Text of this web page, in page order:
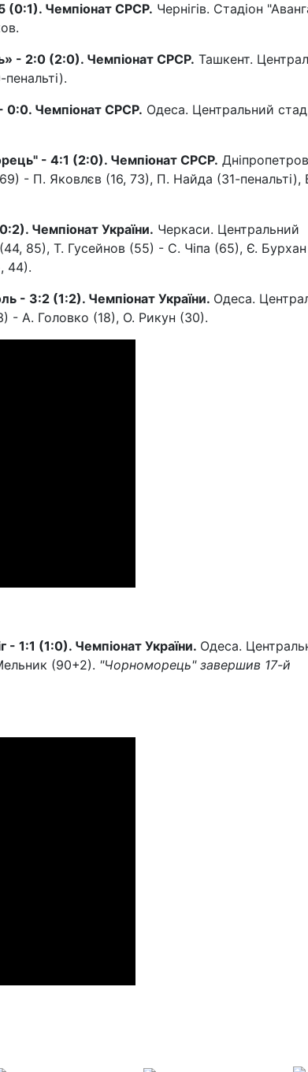
(0:1). Чемпіонат СРСР. Чернігів. Стадіон
» - 2:0 (2:0). Чемпіонат СРСР. Ташкент.
0:0. Чемпіонат СРСР. Одеса. Центральний
- 4:1 (2:0). Чемпіонат СРСР.
- П. Яковлєв (16, 73), П. Найда (31-пенальті),
Чемпіонат України. Черкаси. Центральний
85), Т. Гусейнов (55) - С. Чіпа (65), Є.
44).
- 3:2 (1:2). Чемпіонат України. Одеса.
- А. Головко (18), О. Рикун (30).
1:1 (1:0). Чемпіонат України. Одеса.
(90+2). "Чорноморець" завершив 17-й